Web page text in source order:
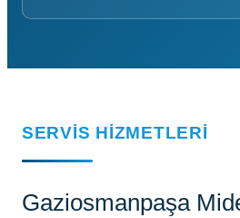
SERVIS HIZMETLERI
Gaziosmanpaşa